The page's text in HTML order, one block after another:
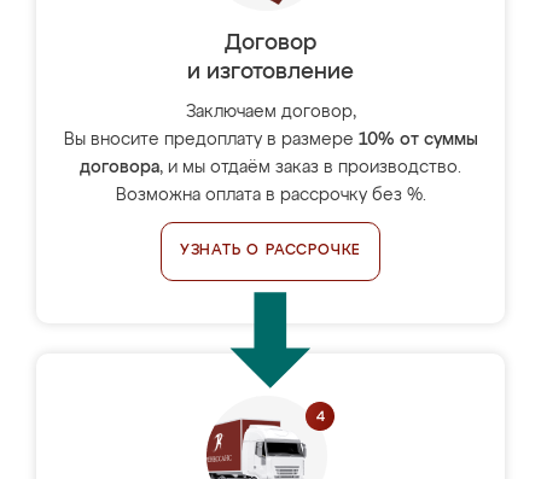
Договор
и изготовление
Заключаем договор,
Вы вносите предоплату в размере 10% от суммы
договора, и мы отдаём заказ в производство.
Возможна оплата в рассрочку без %.
УЗНАТЬ О РАССРОЧКЕ